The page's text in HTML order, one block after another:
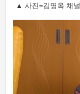
▲ 사진=김영옥 채